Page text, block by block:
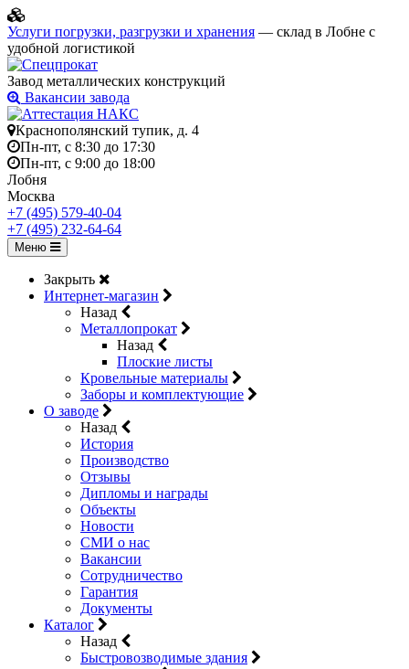
Услуги погрузки, разгрузки и хранения — склад в Лобне с
удобной логистикой
Завод металлических конструкций
Вакансии завода
Краснополянский тупик, д. 4
Пн-пт, с 8:30 до 17:30
Пн-пт, с 9:00 до 18:00
Лобня
Москва
+7 (495) 579-40-04
+7 (495) 232-64-64
Меню
Закрыть
Интернет-магазин
Назад
Металлопрокат
Назад
Плоские листы
Кровельные материалы
Заборы и комплектующие
О заводе
Назад
История
Производство
Отзывы
Дипломы и награды
Объекты
Новости
СМИ о нас
Вакансии
Сотрудничество
Гарантия
Документы
Каталог
Назад
Быстровозводимые здания